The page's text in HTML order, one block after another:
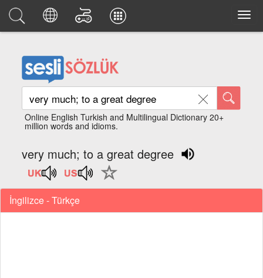
Online English Turkish and Multilingual Dictionary 20+
million words and idioms.
very much; to a great degree
İngilizce - Türkçe